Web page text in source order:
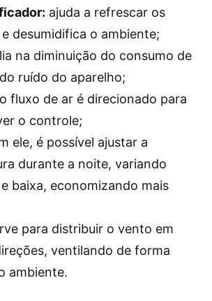
ajuda a refrescar os
desumidifica o ambiente;
na diminuição do consumo de
ruído do aparelho;
o fluxo de ar é direcionado para
o controle;
ele, é possível ajustar a
durante a noite, variando
baixa, economizando mais
para distribuir o vento em
ventilando de forma
ambiente.